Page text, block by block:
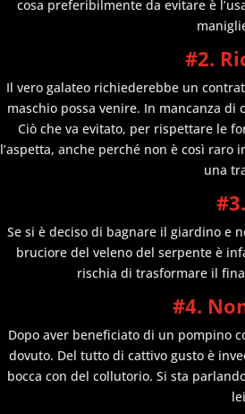
cosa preferibilmente da evitare è
#2.
Il vero galateo richiederebbe un
maschio possa venire. In mancanza
Ciò che va evitato, per rispettare le
l’aspetta, anche perché non è così
una
Se si è deciso di bagnare il giardino e
bruciore del veleno del serpente è
rischia di trasformare il
#4.
Dopo aver beneficiato di un pompino
dovuto. Del tutto di cattivo gusto è
bocca con del collutorio. Si sta